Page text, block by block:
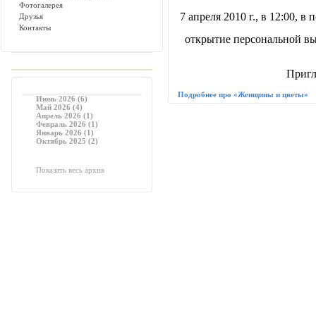
Фотогалерея
Друзья
Контакты
Июнь 2026 (6)
Май 2026 (4)
Апрель 2026 (1)
Февраль 2026 (1)
Январь 2026 (1)
Октябрь 2025 (2)
Показать весь архив
7 апреля 2010 г., в 12:00,
открытие персональной
Подробнее про «Женщины и цветы»